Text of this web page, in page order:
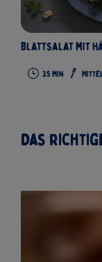
Blattsalat mit
35Min
Das